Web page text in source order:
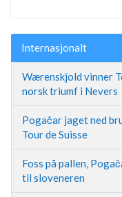
Internasjonalt
Wærenskjold vinner
norsk triumf i Nevers
Pogačar jaget ned
Tour de Suisse
Foss på pallen,
til sloveneren